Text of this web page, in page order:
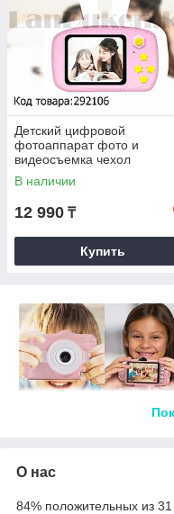
Детский цифровой
фотоаппарат фото и
видеосъемка чехол
встроенные игры белый
В наличии
12 990 ₸
Купить
О нас
84% положительных из 31